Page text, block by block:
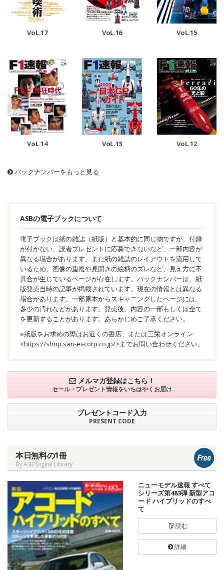
VoL.17 VoL.16 VoL.15
VoL.14 VoL.13 VoL.12
バックナンバーをもっと見る
ASBの電子ブックについて
電子ブックは紙の雑誌（紙版）と基本的に同じ物ですが、付録
が付かない、読者プレゼントに応募できないなど、一部内容が
異なる場合があります。また紙の雑誌のレイアウトを流用して
いるため、画像の重複や見開きの絵柄のズレなど、見え方に不
具合が生じているページが存在します。バックナンバーは、紙
版発売当時の記事が掲載されています。現在の情報とは異なる
場合があります。一部原本からスキャニングしたページには、
多少の汚れなどがあります。発売後、内容の一部もしくは全て
を更新することがあります。あらかじめご了承ください。
※紙版をお求めの際はお近くの書店、または三栄オンライン
<https://shop.san-ei-corp.co.jp/>までお問い合わせください。
メルマガ登録はこちら！
セール・プレゼント情報をいちはやくお届け
プレゼントコード入力
PRESENT CODE
本日無料の1冊
By ASB Digital Library
ニューモデル速報 すべて
シリーズ第483弾 新型アコ
ード ハイブリッドのすべ
て
読む
詳細